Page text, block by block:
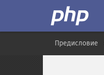
Предисловие